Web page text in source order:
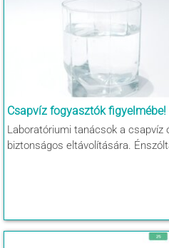
Csapvíz fogyasztók figyelmébe!
Laboratóriumi tanácsok a csapvíz
biztonságos eltávolítására.